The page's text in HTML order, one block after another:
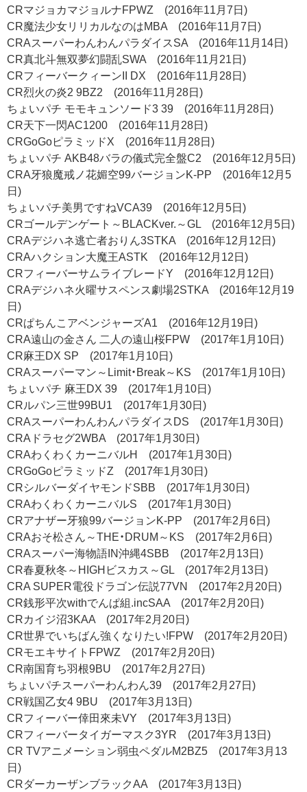
CRマジョカマジョルナFPWZ (2016年11月7日)
CR魔法少女リリカルなのはMBA (2016年11月7日)
CRAスーパーわんわんパラダイスSA (2016年11月14日)
CR真北斗無双夢幻闘乱SWA (2016年11月21日)
CRフィーバークィーンII DX (2016年11月28日)
CR烈火の炎2 9BZ2 (2016年11月28日)
ちょいパチ モモキュンソード3 39 (2016年11月28日)
CR天下一閃AC1200 (2016年11月28日)
CRGoGoピラミッドX (2016年11月28日)
ちょいパチ AKB48バラの儀式完全盤C2 (2016年12月5日)
CRA牙狼魔戒ノ花媚空99バージョンK-PP (2016年12月5
日)
ちょいパチ美男ですねVCA39 (2016年12月5日)
CRゴールデンゲート～BLACKver.～GL (2016年12月5日)
CRAデジハネ逃亡者おりん3STKA (2016年12月12日)
CRAハクション大魔王ASTK (2016年12月12日)
CRフィーバーサムライブレードY (2016年12月12日)
CRAデジハネ火曜サスペンス劇場2STKA (2016年12月19
日)
CRぱちんこアベンジャーズA1 (2016年12月19日)
CRA遠山の金さん 二人の遠山桜FPW (2017年1月10日)
CR麻王DX SP (2017年1月10日)
CRAスーパーマン～Limit・Break～KS (2017年1月10日)
ちょいパチ 麻王DX 39 (2017年1月10日)
CRルパン三世99BU1 (2017年1月30日)
CRAスーパーわんわんパラダイスDS (2017年1月30日)
CRAドラセグ2WBA (2017年1月30日)
CRAわくわくカーニバルH (2017年1月30日)
CRGoGoピラミッドZ (2017年1月30日)
CRシルバーダイヤモンドSBB (2017年1月30日)
CRAわくわくカーニバルS (2017年1月30日)
CRアナザー牙狼99バージョンK-PP (2017年2月6日)
CRAおそ松さん～THE・DRUM～KS (2017年2月6日)
CRAスーパー海物語IN沖縄4SBB (2017年2月13日)
CR春夏秋冬～HIGHビスカス～GL (2017年2月13日)
CRA SUPER電役ドラゴン伝説77VN (2017年2月20日)
CR銭形平次withでんぱ組.incSAA (2017年2月20日)
CRカイジ沼3KAA (2017年2月20日)
CR世界でいちばん強くなりたい!FPW (2017年2月20日)
CRモエキサイトFPWZ (2017年2月20日)
CR南国育ち羽根9BU (2017年2月27日)
ちょいパチスーパーわんわん39 (2017年2月27日)
CR戦国乙女4 9BU (2017年3月13日)
CRフィーバー倖田來未VY (2017年3月13日)
CRフィーバータイガーマスク3YR (2017年3月13日)
CR TVアニメーション弱虫ペダルM2BZ5 (2017年3月13
日)
CRダーカーザンブラックAA (2017年3月13日)